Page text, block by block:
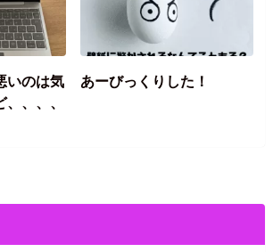
いのは気
、、、
あーびっくりした！